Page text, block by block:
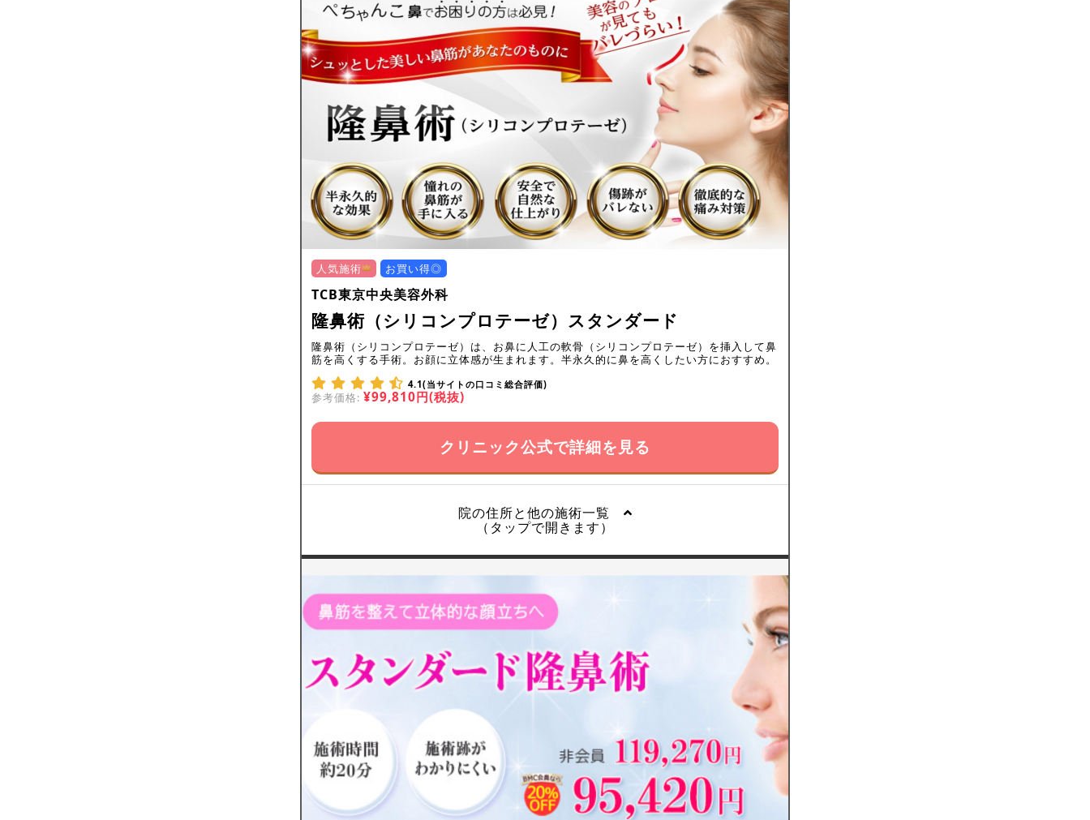
人気施術 お買い得◎
TCB東京中央美容外科
隆鼻術（シリコンプロテーゼ）スタンダード
隆鼻術（シリコンプロテーゼ）は、お鼻に人工の軟骨（シリコンプロテーゼ）を挿入して鼻
筋を高くする手術。お顔に立体感が生まれます。半永久的に鼻を高くしたい方におすすめ。
4.1(当サイトの口コミ総合評価)
参考価格: ¥99,810円(税抜)
クリニック公式で詳細を見る
院の住所と他の施術一覧
（タップで開きます）